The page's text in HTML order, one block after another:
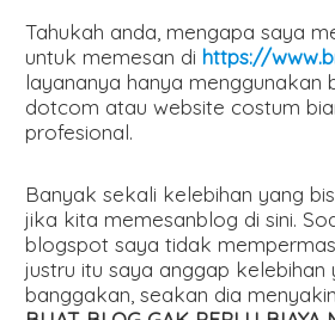
Tahukah anda, mengapa saya
untuk memesan dihttps://
layananya hanya menggunakan
dotcom atau website costum
profesional.
Banyak sekali kelebihan yang
jika kita memesanblog di sini.
blogspot saya tidak
justru itu saya anggap kelebihan
banggakan, seakan dia